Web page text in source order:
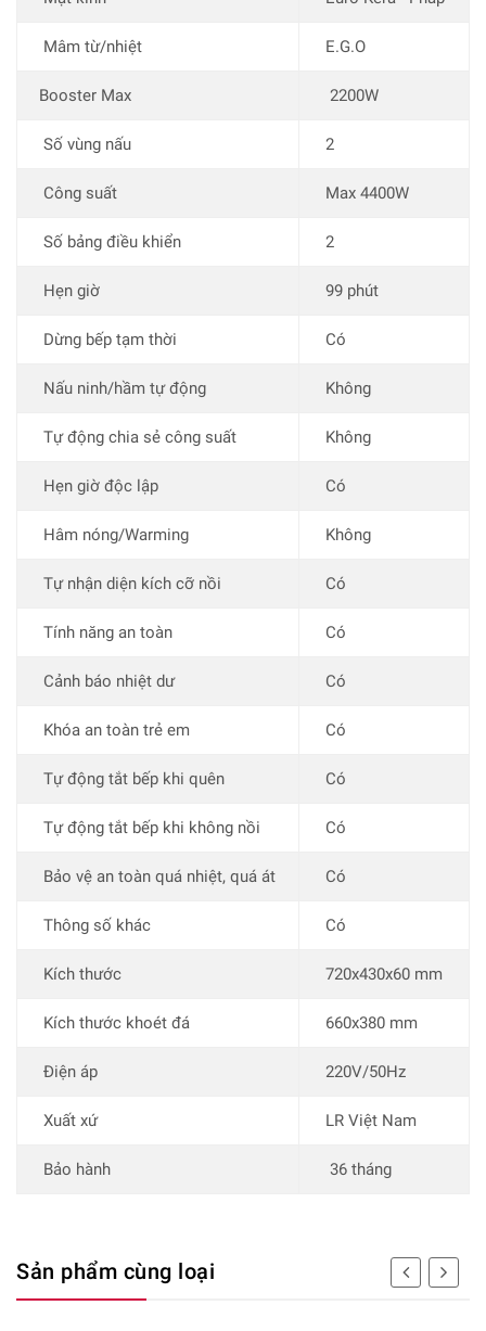
Mâm từ/nhiệt E.G.O
Booster Max 2200W
Số vùng nấu 2
Công suất Max 4400W
Số bảng điều khiển 2
Hẹn giờ 99 phút
Dừng bếp tạm thời Có
Nấu ninh/hầm tự động Không
Tự động chia sẻ công suất Không
Hẹn giờ độc lập Có
Hâm nóng/Warming Không
Tự nhận diện kích cỡ nồi Có
Tính năng an toàn Có
Cảnh báo nhiệt dư Có
Khóa an toàn trẻ em Có
Tự động tắt bếp khi quên Có
Tự động tắt bếp khi không nồi Có
Bảo vệ an toàn quá nhiệt, quá át Có
Thông số khác Có
Kích thước 720x430x60 mm
Kích thước khoét đá 660x380 mm
Điện áp 220V/50Hz
Xuất xứ LR Việt Nam
Bảo hành 36 tháng
Sản phẩm cùng loại